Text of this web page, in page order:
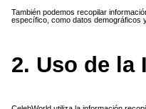
También podemos recopilar
específico, como datos demográficos
2. Uso de la